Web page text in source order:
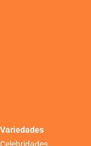
Variedades
Celebridades